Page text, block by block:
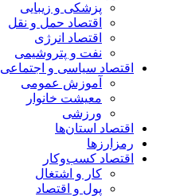
پزشکی و زیبایی
اقتصاد حمل و نقل
اقتصاد انرژی
نفت و پتروشیمی
اقتصاد سیاسی و اجتماعی
آموزش عمومی
معیشت خانوار
ورزشی
اقتصاد استان‌ها
رمزارزها
اقتصاد کسب‌و‌کار
کار و اشتغال
پول و اقتصاد